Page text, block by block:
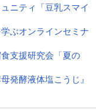
ニティ「豆乳スマイ
ぶオンラインセミナ
支援研究会「夏の
発酵液体塩こうじ』